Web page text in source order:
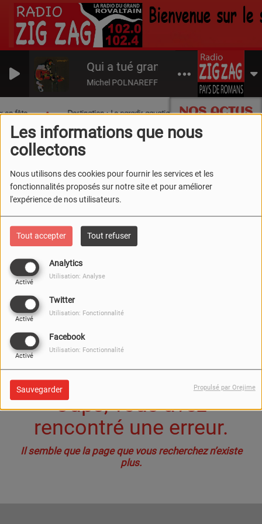
Les informations que nous
collectons
Nous utilisons des cookies pour fournir les services et les
fonctionnalités proposés sur notre site et pour améliorer
l'expérience de nos utilisateurs.
Tout accepter Tout refuser
Analytics
Activé
Utilisation: Analyse
Twitter
Activé
Utilisation: Fonctionnalité
Facebook
Activé
Utilisation: Fonctionnalité
Sauvegarder Propulsé par Orejime
Qui a tué grand-maman ?
Michel POLNAREFF
NOS ACTUS
en fête Destination : Le paradis aquatique du Sud Drôme !
Oups, vous avez
rencontré une erreur.
Il semble que la page que vous recherchez n’existe
plus.